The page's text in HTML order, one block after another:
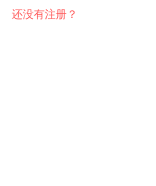
还没有注册？